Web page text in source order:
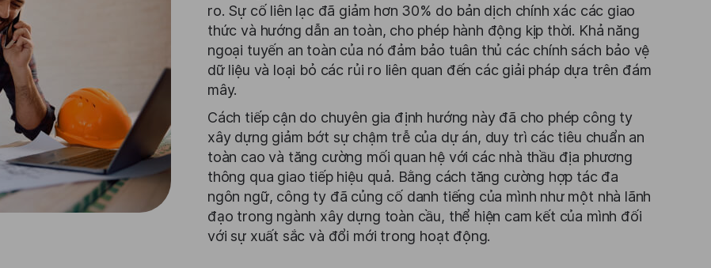
ro. Sự cố liên lạc đã giảm hơn 30% do bản dịch chính xác các giao
thức và hướng dẫn an toàn, cho phép hành động kịp thời. Khả năng
ngoại tuyến an toàn của nó đảm bảo tuân thủ các chính sách bảo vệ
dữ liệu và loại bỏ các rủi ro liên quan đến các giải pháp dựa trên đám
mây.
Cách tiếp cận do chuyên gia định hướng này đã cho phép công ty
xây dựng giảm bớt sự chậm trễ của dự án, duy trì các tiêu chuẩn an
toàn cao và tăng cường mối quan hệ với các nhà thầu địa phương
thông qua giao tiếp hiệu quả. Bằng cách tăng cường hợp tác đa
ngôn ngữ, công ty đã củng cố danh tiếng của mình như một nhà lãnh
đạo trong ngành xây dựng toàn cầu, thể hiện cam kết của mình đối
với sự xuất sắc và đổi mới trong hoạt động.